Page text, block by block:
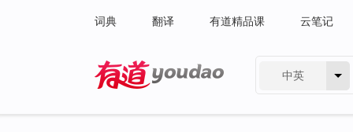
词典 翻译 有道精品课 云笔记
中英